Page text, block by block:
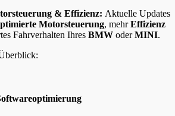
& Effizienz: Aktuelle Updates
Motorsteuerung, mehrEffizienz
Fahrverhalten Ihres BMW oderMINI.